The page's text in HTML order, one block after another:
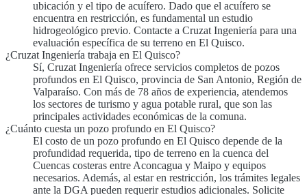
ubicación y el tipo de acuífero. Dado que el acuífero se
encuentra en restricción, es fundamental un estudio
hidrogeológico previo. Contacte a Cruzat Ingeniería para una
evaluación específica de su terreno en El Quisco.
¿Cruzat Ingeniería trabaja en El Quisco?
Sí, Cruzat Ingeniería ofrece servicios completos de pozos
profundos en El Quisco, provincia de San Antonio, Región de
Valparaíso. Con más de 78 años de experiencia, atendemos
los sectores de turismo y agua potable rural, que son las
principales actividades económicas de la comuna.
¿Cuánto cuesta un pozo profundo en El Quisco?
El costo de un pozo profundo en El Quisco depende de la
profundidad requerida, tipo de terreno en la cuenca del
Cuencas costeras entre Aconcagua y Maipo y equipos
necesarios. Además, al estar en restricción, los trámites legales
ante la DGA pueden requerir estudios adicionales. Solicite